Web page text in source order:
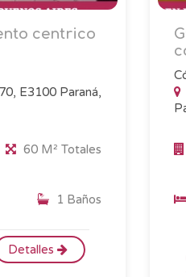
centrico
E3100 Paraná,
60 M² Totales
1 Baños
Detalles